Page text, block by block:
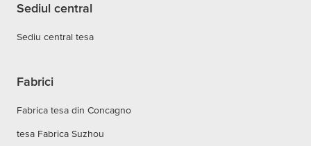
Sediul central
Sediu central tesa
Fabrici
Fabrica tesa din Concagno
tesa Fabrica Suzhou